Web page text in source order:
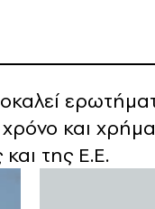
και
της Ε.Ε.